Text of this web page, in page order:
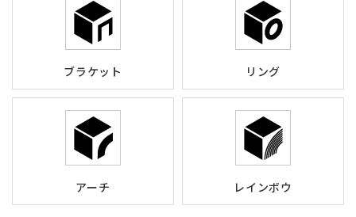
ブラケット リング
アーチ レインボウ